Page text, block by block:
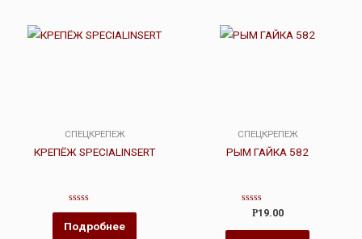
СПЕЦКРЕПЕЖ
КРЕПЁЖ SPECIALINSERT
Оценка
из
Подробнее
СПЕЦКРЕПЕЖ
РЫМ ГАЙКА 582
Оценка
из
Р19.00